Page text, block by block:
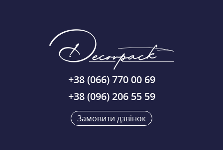
+38 (066) 770 00 69
+38 (096) 206 55 59
Замовити дзвінок